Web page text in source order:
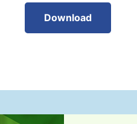
Download